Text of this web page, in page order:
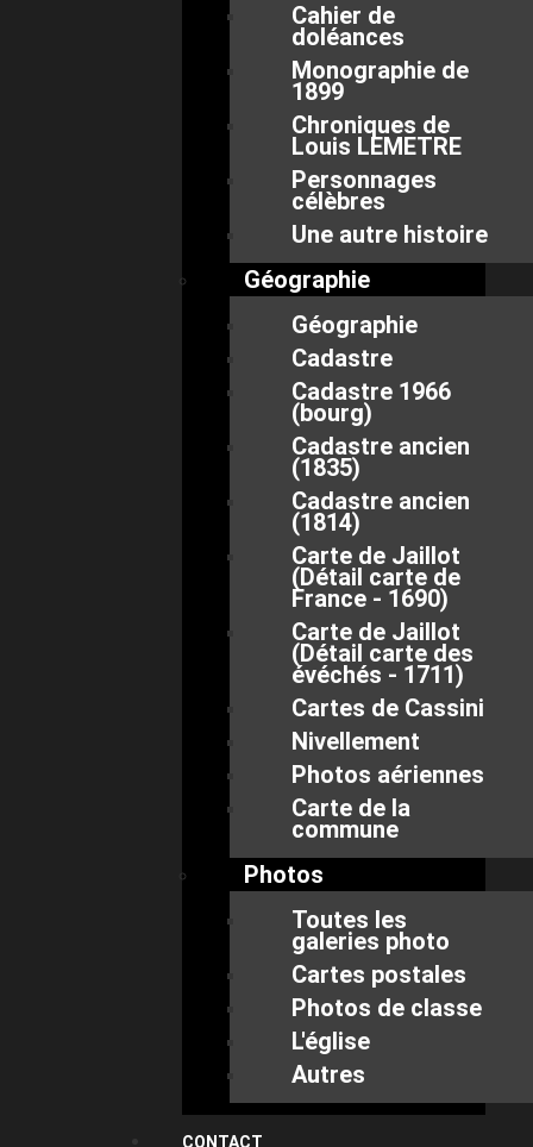
Cahier de
doléances
Monographie de
1899
Chroniques de
Louis LEMETRE
Personnages
célèbres
Une autre histoire
Géographie
Géographie
Cadastre
Cadastre 1966
(bourg)
Cadastre ancien
(1835)
Cadastre ancien
(1814)
Carte de Jaillot
(Détail carte de
France - 1690)
Carte de Jaillot
(Détail carte des
évéchés - 1711)
Cartes de Cassini
Nivellement
Photos aériennes
Carte de la
commune
Photos
Toutes les
galeries photo
Cartes postales
Photos de classe
L'église
Autres
CONTACT